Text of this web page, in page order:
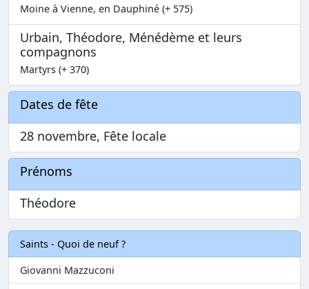
Moine à Vienne, en Dauphiné (+ 575)
Urbain, Théodore, Ménédème et leurs
compagnons
Martyrs (+ 370)
Dates de fête
28 novembre, Fête locale
Prénoms
Théodore
Saints - Quoi de neuf ?
Giovanni Mazzuconi